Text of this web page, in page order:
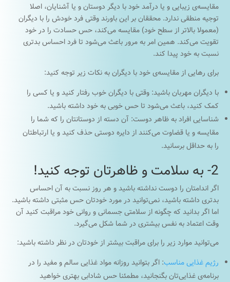
مقایسه‌ی زیبایی و یا درآمد خود با دیگر دوستان و یا آشنایان، اصلا
توجیه منطقی ندارد. محققان بر این باورند وقتی فرد خودش را با دیگران
(معمولا بالاتر از سطح خود) مقایسه می‌کند، حس حسادت را در خود
تقویت می‌کند. همین امر به مرور باعث می‌شود تا فرد احساس بدتری
نسبت به خود پیدا کند.
برای رهایی از مقایسه‌ی خود با دیگران به نکات زیر توجه کنید:
با دیگران مهربان باشید: وقتی با دیگران خوب رفتار کنید و یا کسی را
کمک کنید، باعث می‌شود تا حس خوبی به خود داشته باشید.
شناسایی افراد به ظاهر دوست: آن دسته از دوستانتان را که شما را
مقایسه و یا قضاوت می‌کنند از دایره دوستی حذف کنید و یا ارتباطتان
را به حداقل برسانید.
2- به سلامت و ظاهرتان توجه کنید!
اگر اندامتان را دوست نداشته باشید و هر روز نسبت به آن احساس
بدتری داشته باشید، نمی‌توانید در مورد خودتان حس مثبتی داشته باشید.
اما اگر بدانید که چگونه از سلامتی جسمانی و روانی خود مراقبت کنید آن
وقت اعتماد به نفس بیشتری در شما شکل می‌گیرد.
می‌توانید موارد زیر را برای مراقبت بیشتر از خودتان در نظر داشته باشید:
رژیم غذایی مناسب: اگر بتوانید روزانه مواد غذایی سالم و مفید را در
برنامه‌ی غذایی‌تان بگنجانید، مطمئنا حس شادابی بهتری خواهید